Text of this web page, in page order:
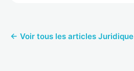
← Voir tous les articles Juridique